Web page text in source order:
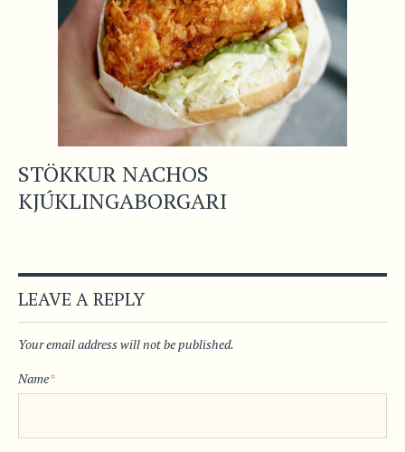
STÖKKUR NACHOS
KJÚKLINGABORGARI
LEAVE A REPLY
Your email address will not be published.
Name*